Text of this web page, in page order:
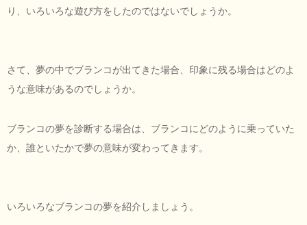
り、いろいろな遊び方をしたのではないでしょうか。
さて、夢の中でブランコが出てきた場合、印象に残る場合はどのよ
うな意味があるのでしょうか。
ブランコの夢を診断する場合は、ブランコにどのように乗っていた
か、誰といたかで夢の意味が変わってきます。
いろいろなブランコの夢を紹介しましょう。